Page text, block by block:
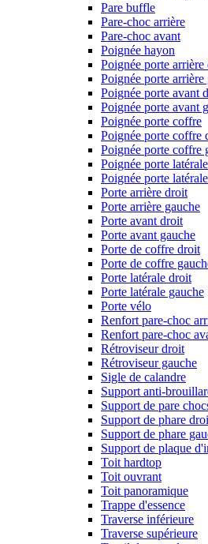
Pare buffle
Pare-choc arrière
Pare-choc avant
Poignée hayon
Poignée porte arrière
Poignée porte arrière
Poignée porte avant
Poignée porte avant
Poignée porte coffre
Poignée porte coffre
Poignée porte coffre
Poignée porte
Poignée porte
Porte arrière droit
Porte arrière gauche
Porte avant droit
Porte avant gauche
Porte de coffre droit
Porte de coffre
Porte latérale droit
Porte latérale gauche
Porte vélo
Renfort pare-choc
Renfort pare-choc
Rétroviseur droit
Rétroviseur gauche
Sigle de calandre
Support anti-
Support de pare
Support de phare
Support de phare
Support de plaque
Toit hardtop
Toit ouvrant
Toit panoramique
Trappe d'essence
Traverse inférieure
Traverse supérieure